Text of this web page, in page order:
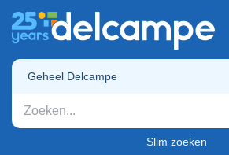
Geheel Delcampe
Slim zoeken